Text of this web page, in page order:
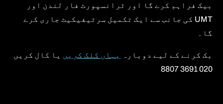
بیک فراہم کرے گا اور ٹرانسپورٹ فار لندن اور
UMT کی جانب سے ایک تکمیل سرٹیفیکیٹ جاری کرے
گا۔
بک کرنے کے لیے دوبارہ یہاں کلک کریں یا کال کریں
020 3691 8807